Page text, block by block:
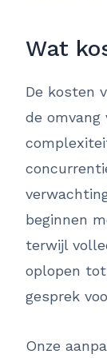
Wat
De kosten
de omvang
beginnen
terwijl
oplopen tot
gesprek
Onze